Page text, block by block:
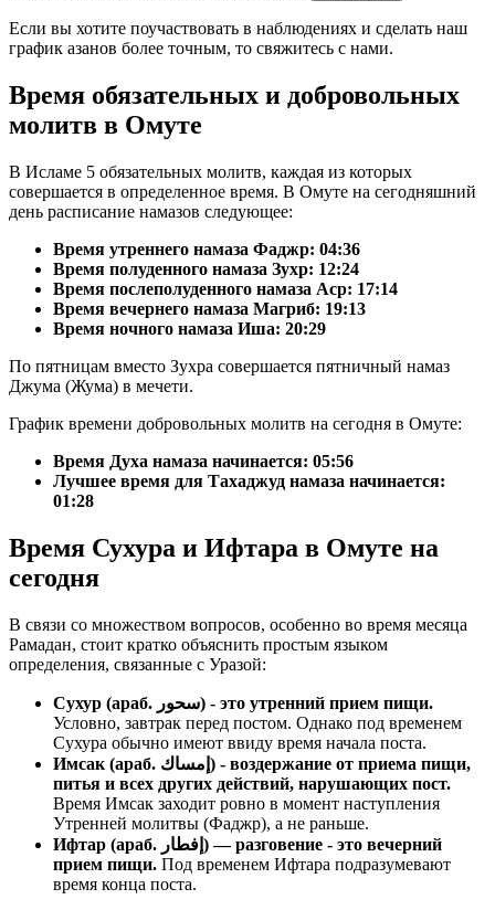
Если вы хотите поучаствовать в наблюдениях и сделать наш
график азанов более точным, то свяжитесь с нами.
Время обязательных и добровольных
молитв в Омуте
В Исламе 5 обязательных молитв, каждая из которых
совершается в определенное время. В Омуте на сегодняшний
день расписание намазов следующее:
Время утреннего намаза Фаджр: 04:36
Время полуденного намаза Зухр: 12:24
Время послеполуденного намаза Аср: 17:14
Время вечернего намаза Магриб: 19:13
Время ночного намаза Иша: 20:29
По пятницам вместо Зухра совершается пятничный намаз
Джума (Жума) в мечети.
График времени добровольных молитв на сегодня в Омуте:
Время Духа намаза начинается: 05:56
Лучшее время для Тахаджуд намаза начинается:
01:28
Время Сухура и Ифтара в Омуте на
сегодня
В связи со множеством вопросов, особенно во время месяца
Рамадан, стоит кратко объяснить простым языком
определения, связанные с Уразой:
Сухур (араб. سحور) - это утренний прием пищи.
Условно, завтрак перед постом. Однако под временем
Сухура обычно имеют ввиду время начала поста.
Имсак (араб. إمساك) - воздержание от приема пищи,
питья и всех других действий, нарушающих пост.
Время Имсак заходит ровно в момент наступления
Утренней молитвы (Фаджр), а не раньше.
Ифтар (араб. إفطار) — разговение - это вечерний
прием пищи. Под временем Ифтара подразумевают
время конца поста.